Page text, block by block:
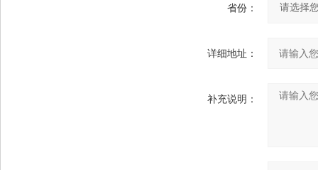
省份：
详细地址：
补充说明：